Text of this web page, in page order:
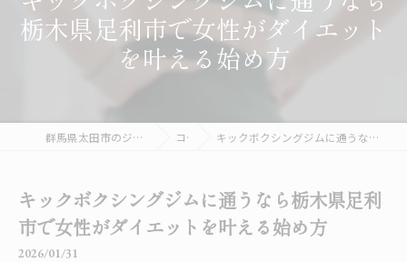
栃木県足利市で女性がダイエット
を叶える始め方
群馬県太田市のジムならGRACE FIGHT CLUB 太田 コラム キックボクシングジムに通うなら栃木県足利市で女性がダイエットを叶える始め方
キックボクシングジムに通うなら栃木県足利
市で女性がダイエットを叶える始め方
2026/01/31